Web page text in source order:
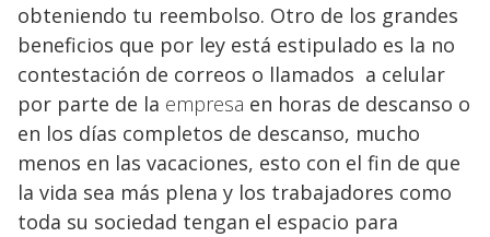
obteniendo tu reembolso. Otro de los grandes
beneficios que por ley está estipulado es la no
contestación de correos o llamados a celular
por parte de la empresa en horas de descanso o
en los días completos de descanso, mucho
menos en las vacaciones, esto con el fin de que
la vida sea más plena y los trabajadores como
toda su sociedad tengan el espacio para